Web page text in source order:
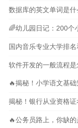
数据库的英文单词是
🌈幼儿园日记：200个
国内音乐专业大学排
软件开发的一般流程
🔥揭秘！小学语文基
揭秘！银行从业资格
🔥公务员路上，你缺